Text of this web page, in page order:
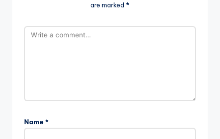
are marked *
Name *